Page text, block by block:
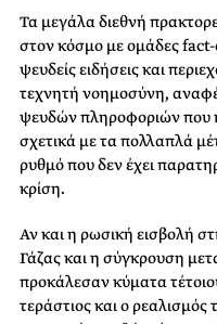
Τα μεγάλα διεθνή
στον κόσμο με ομάδες
ψευδείς ειδήσεις και
τεχνητή νοημοσύνη,
ψευδών πληροφοριών που
σχετικά με τα πολλαπλά
ρυθμό που δεν έχει
κρίση.
Αν και η ρωσική εισβολή
Γάζας και η σύγκρουση
προκάλεσαν κύματα
τεράστιος και ο